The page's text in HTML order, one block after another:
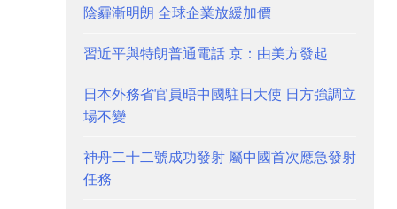
陰霾漸明朗 全球企業放緩加價
習近平與特朗普通電話 京：由美方發起
日本外務省官員晤中國駐日大使 日方強調立
場不變
神舟二十二號成功發射 屬中國首次應急發射
任務